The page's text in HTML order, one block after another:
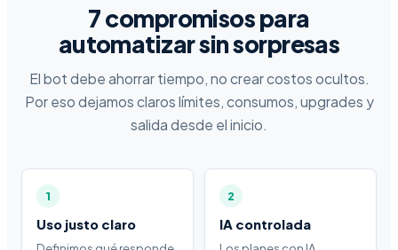
7 compromisos para
automatizar sin sorpresas
El bot debe ahorrar tiempo, no crear costos ocultos.
Por eso dejamos claros límites, consumos, upgrades y
salida desde el inicio.
1
Uso justo claro
2
IA controlada